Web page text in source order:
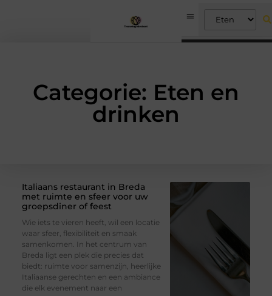
Categorie: Eten en
drinken
Italiaans restaurant in Breda
met ruimte en sfeer voor uw
groepsdiner of feest
Wie iets te vieren heeft, wil een locatie
waar sfeer, flexibiliteit en smaak
samenkomen. In het centrum van
Breda ligt een plek die precies dat
biedt: ruimte voor samenzijn, heerlijke
Italiaanse gerechten en een ambiance
die elk evenement naar een